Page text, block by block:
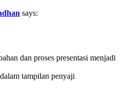
says:
dan proses presentasi menjadi
tampilan penyaji